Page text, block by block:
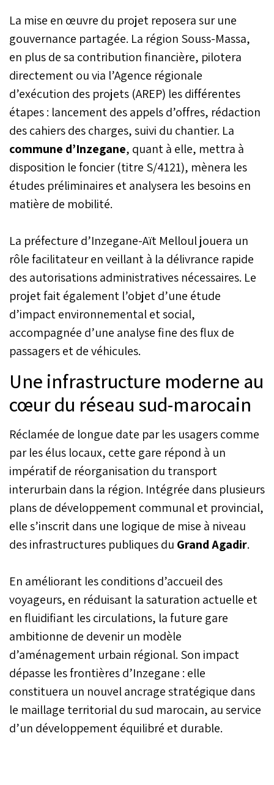
La mise en œuvre du projet reposera sur une
gouvernance partagée. La région Souss-Massa,
en plus de sa contribution financière, pilotera
directement ou via l’Agence régionale
d’exécution des projets (AREP) les différentes
étapes : lancement des appels d’offres, rédaction
des cahiers des charges, suivi du chantier. La
commune d’Inzegane, quant à elle, mettra à
disposition le foncier (titre S/4121), mènera les
études préliminaires et analysera les besoins en
matière de mobilité.
La préfecture d’Inzegane-Aït Melloul jouera un
rôle facilitateur en veillant à la délivrance rapide
des autorisations administratives nécessaires. Le
projet fait également l’objet d’une étude
d’impact environnemental et social,
accompagnée d’une analyse fine des flux de
passagers et de véhicules.
Une infrastructure moderne au
cœur du réseau sud-marocain
Réclamée de longue date par les usagers comme
par les élus locaux, cette gare répond à un
impératif de réorganisation du transport
interurbain dans la région. Intégrée dans plusieurs
plans de développement communal et provincial,
elle s’inscrit dans une logique de mise à niveau
des infrastructures publiques du Grand Agadir.
En améliorant les conditions d’accueil des
voyageurs, en réduisant la saturation actuelle et
en fluidifiant les circulations, la future gare
ambitionne de devenir un modèle
d’aménagement urbain régional. Son impact
dépasse les frontières d’Inzegane : elle
constituera un nouvel ancrage stratégique dans
le maillage territorial du sud marocain, au service
d’un développement équilibré et durable.